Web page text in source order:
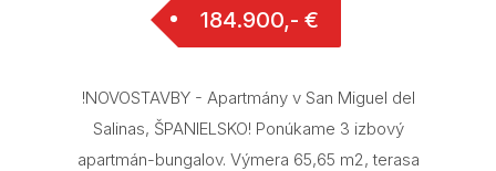
184.900,- €
!NOVOSTAVBY - Apartmány v San Miguel del
Salinas, ŠPANIELSKO! Ponúkame 3 izbový
apartmán-bungalov. Výmera 65,65 m2, terasa